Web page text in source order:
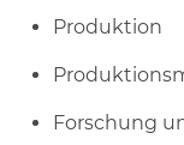
Produktion
Forschung